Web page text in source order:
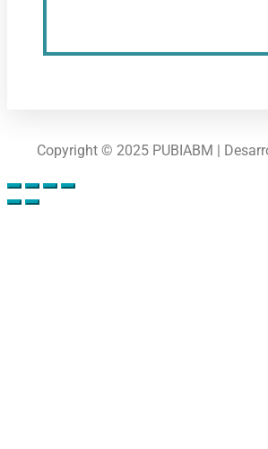
Copyright © 2025 PUBIABM |